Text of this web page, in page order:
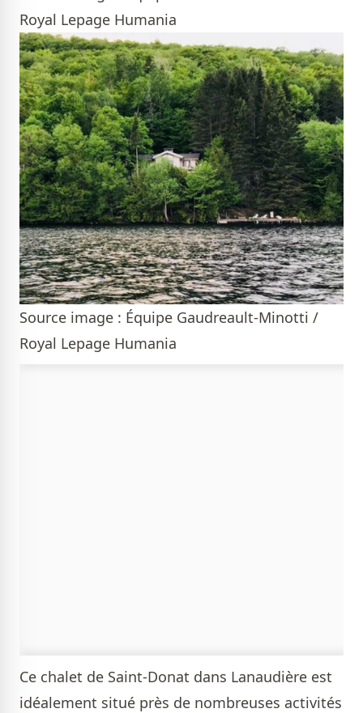
Royal Lepage Humania
Source image : Équipe Gaudreault-Minotti /
Royal Lepage Humania
Ce chalet de Saint-Donat dans Lanaudière est
idéalement situé près de nombreuses activités